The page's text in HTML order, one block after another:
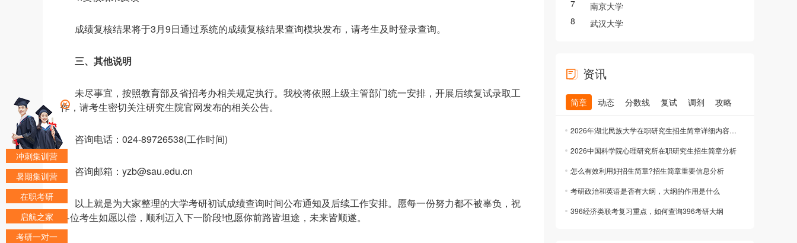
成绩复核结果将于3月9日通过系统的成绩复核结果查询模块发布，请考生及时登录查询。
三、其他说明
未尽事宜，按照教育部及省招考办相关规定执行。我校将依照上级主管部门统一安排，开展后续复试录取工
作，请考生密切关注研究生院官网发布的相关公告。
咨询电话：024-89726538(工作时间)
咨询邮箱：yzb@sau.edu.cn
以上就是为大家整理的大学考研初试成绩查询时间公布通知及后续工作安排。愿每一份努力都不被辜负，祝
各位考生如愿以偿，顺利迈入下一阶段!也愿你前路皆坦途，未来皆顺遂。
7
南京大学
8
武汉大学
资讯
简章 动态 分数线 复试 调剂 攻略
2026年湖北民族大学在职研究生招生简章详细内容分享
2026中国科学院心理研究所在职研究生招生简章分析
怎么有效利用好招生简章?招生简章重要信息分析
考研政治和英语是否有大纲，大纲的作用是什么
396经济类联考复习重点，如何查询396考研大纲
冲刺集训营
暑期集训营
在职考研
启航之家
考研一对一